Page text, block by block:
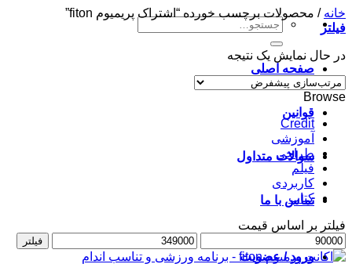
جستجو
صفحه اصلی
قوانین
سوالات متداول
تماس با ما
ورود / عضویت
خانه / محصولات برچسب خورده “اشتراک پریمیوم fiton”
فیلتر
در حال نمایش یک نتیجه
Browse
Credit
آموزشی
طراحی
فیلم
کاربردی
کتاب
فیلتر بر اساس قیمت
حداقل
قیمت
حداکثر
قیمت
فیلتر